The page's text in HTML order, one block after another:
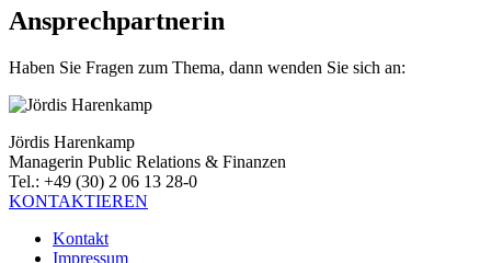
Ansprechpartnerin
Haben Sie Fragen zum Thema, dann wenden Sie sich an:
Jördis Harenkamp
Managerin Public Relations & Finanzen
Tel.: +49 (30) 2 06 13 28-0
KONTAKTIEREN
Kontakt
Impressum